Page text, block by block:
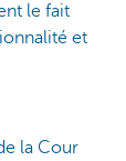
le fait
et
la Cour